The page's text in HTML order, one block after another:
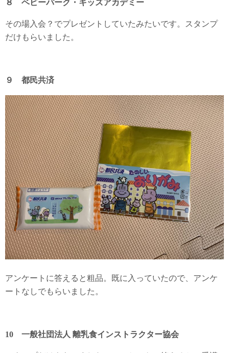
８ ベビーパーク・キッズアカデミー
その場入会？でプレゼントしていたみたいです。スタンプ
だけもらいました。
９ 都民共済
アンケートに答えると粗品。既に入っていたので、アンケ
ートなしでもらいました。
10 一般社団法人 離乳食インストラクター協会